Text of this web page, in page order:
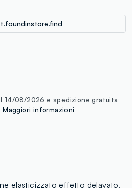
14/08/2026 e spedizione gratuita
Maggiori informazioni
elasticizzato effetto delavato.